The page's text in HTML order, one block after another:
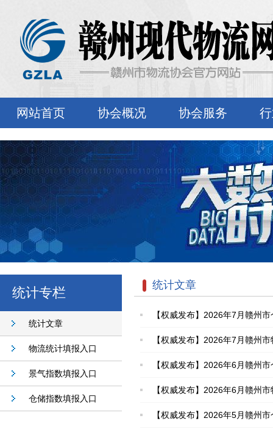
网站首页 协会概况 协会服务
统计专栏
统计文章
物流统计填报入口
景气指数填报入口
仓储指数填报入口
统计文章
【权威发布】2026年7月赣州
【权威发布】2026年7月赣州
【权威发布】2026年6月赣州
【权威发布】2026年6月赣州
【权威发布】2026年5月赣州